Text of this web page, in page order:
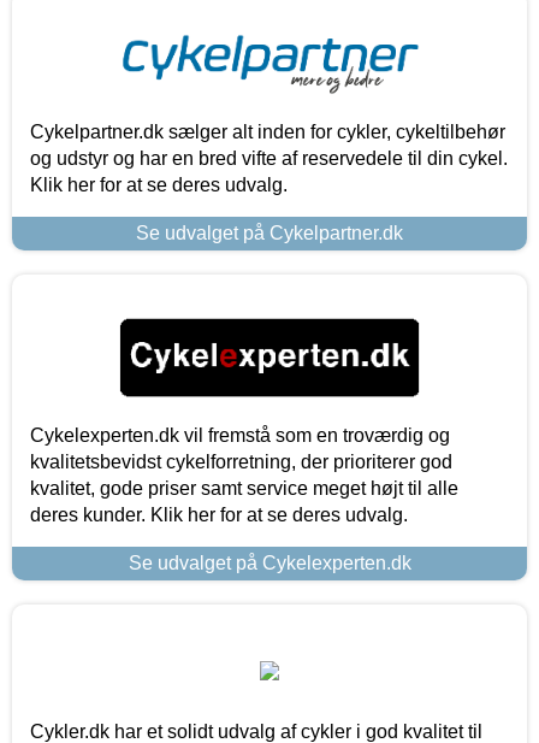
Cykelpartner.dk sælger alt inden for cykler, cykeltilbehør
og udstyr og har en bred vifte af reservedele til din cykel.
Klik her for at se deres udvalg.
Se udvalget på Cykelpartner.dk
Cykelexperten.dk vil fremstå som en troværdig og
kvalitetsbevidst cykelforretning, der prioriterer god
kvalitet, gode priser samt service meget højt til alle
deres kunder. Klik her for at se deres udvalg.
Se udvalget på Cykelexperten.dk
Cykler.dk har et solidt udvalg af cykler i god kvalitet til